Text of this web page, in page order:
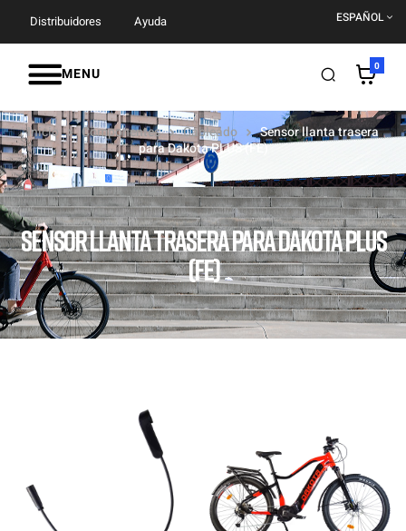
Distribuidores Ayuda ESPAÑOL
MENU 0
SENSOR LLANTA TRASERA PARA DAKOTA PLUS
(FE)
Inicio Componentes Cableado
Sensor llanta trasera
para Dakota PLUS (FE)